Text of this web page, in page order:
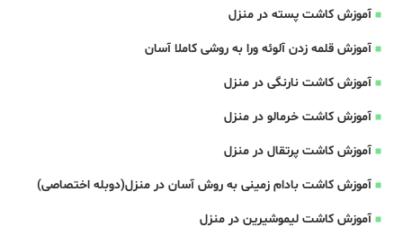
آموزش کاشت پسته در منزل
آموزش قلمه زدن آلوئه ورا به روشی کاملا آسان
آموزش کاشت نارنگی در منزل
آموزش کاشت خرمالو در منزل
آموزش کاشت پرتقال در منزل
آموزش کاشت بادام زمینی به روش آسان در منزل(دوبله اختصاصی)
آموزش کاشت لیموشیرین در منزل